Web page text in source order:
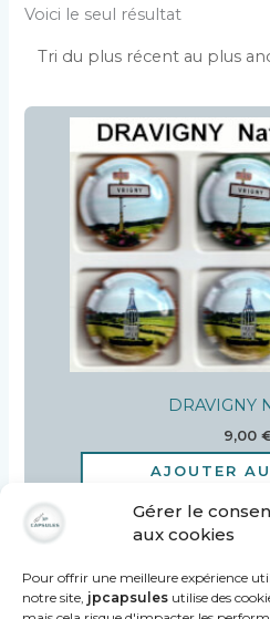
Gérer le
aux cookies
Pour offrir une meilleure expérience
notre site, jpcapsules utilise des
Voici le seul résultat
DRAVIGNY
9,00
AJOUTER